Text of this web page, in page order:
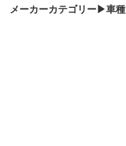
メーカーカテゴリー▶車種